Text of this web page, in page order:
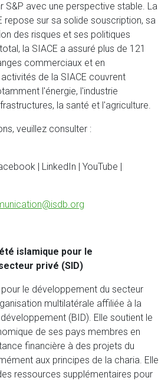
S&P avec une perspective stable. La
repose sur sa solide souscription, sa
des risques et ses politiques
la SIACE a assuré plus de 121
commerciaux et en
de la SIACE couvrent
l'énergie, l'industrie
la santé et l'agriculture.
veuillez consulter :
| LinkedIn | YouTube |
islamique pour le
privé (SID)
le développement du secteur
multilatérale affiliée à la
(BID). Elle soutient le
de ses pays membres en
financière à des projets du
aux principes de la charia. Elle
ressources supplémentaires pour